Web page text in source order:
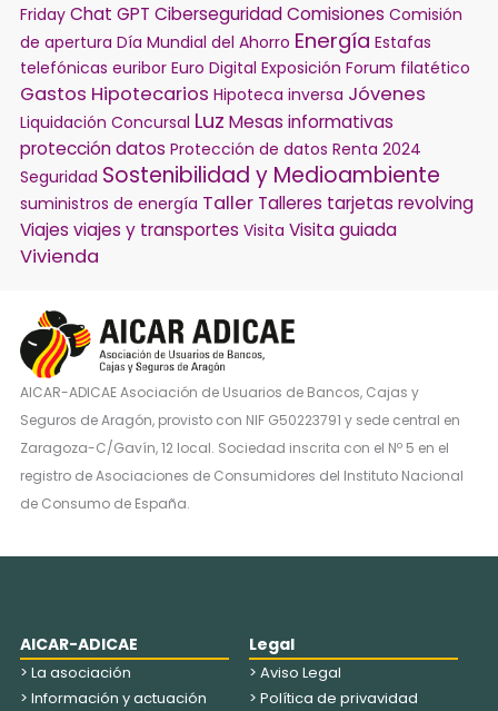
Friday Chat GPT CiberseguridadComisiones Comisión
de apertura Día Mundial del Ahorro Energía Estafas
telefónicas euribor Euro Digital Exposición Forum filatético
Gastos Hipotecarios Hipoteca inversa Jóvenes
Liquidación Concursal Luz Mesas informativas
protección datos Protección de datos Renta 2024
Seguridad Sostenibilidad y Medioambiente
suministros de energía Taller Talleres tarjetas revolving
Viajes viajes y transportes Visita Visita guiada
Vivienda
AICAR-ADICAE Asociación de Usuarios de Bancos, Cajas y
Seguros de Aragón, provisto con NIF G50223791 y sede central en
Zaragoza-C/Gavín, 12 local. Sociedad inscrita con el Nº 5 en el
registro de Asociaciones de Consumidores del Instituto Nacional
de Consumo de España.
AICAR-ADICAE
> La asociación
> Información y actuación
Legal
> Aviso Legal
> Política de privavidad